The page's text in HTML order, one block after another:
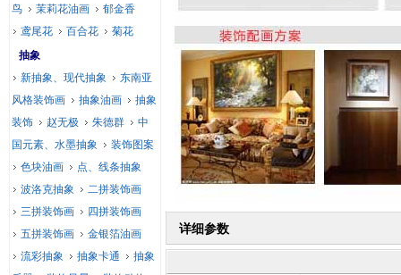
详细参数
鸟
茉莉花油画
郁金香
鸢尾花
百合花
菊花
抽象
新抽象、现代抽象
东南亚
风格装饰画
抽象油画
抽象
装饰
赵无极 朱德群
中
国元素、水墨抽象
装饰图案
色块油画
点、线条抽象
波洛克抽象
二拼装饰画
三拼装饰画
四拼装饰画
五拼装饰画
金银箔油画
流彩抽象
抽象卡通
抽象